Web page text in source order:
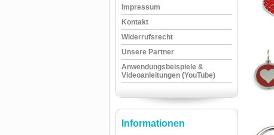
Impressum
Kontakt
Widerrufsrecht
Unsere Partner
Anwendungsbeispiele &
Videoanleitungen (YouTube)
Informationen